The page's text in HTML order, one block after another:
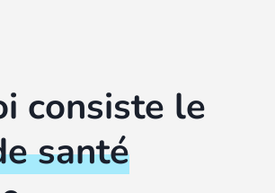
consiste le
santé